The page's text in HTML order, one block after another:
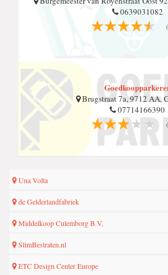
0639031082
Brugstraat 7a, 9712 AA,
07714166390
Una Volta
de Gelderlandfabriek
Middelkoop Culemborg B.V.
SlimBestraten.nl
ETC Design Center Europe